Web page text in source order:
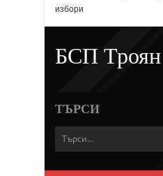
избори
БСП Троян
ТЪРСИ